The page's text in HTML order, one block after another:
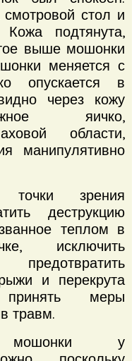
стол и
Кожа подтянута,
выше мошонки
меняется с
опускается в
через кожу
яичко,
области,
манипулятивно
зрения
деструкцию
теплом в
исключить
и перекрута
меры
травм.
мошонки у